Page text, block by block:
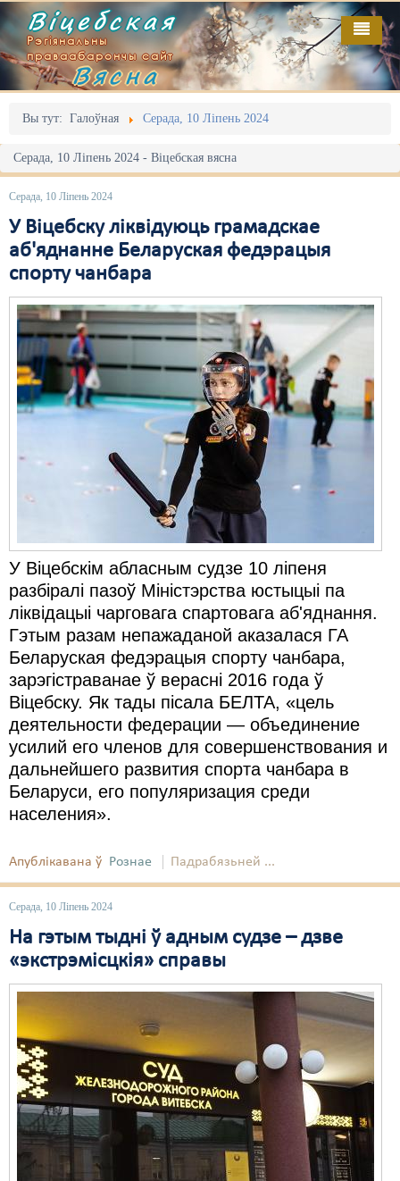
Віцебская
Рэгіянальны
праваабарончы сайт
Вясна
Вы тут: Галоўная Серада, 10 Ліпень 2024
Серада, 10 Ліпень 2024 - Віцебская вясна
Серада, 10 Ліпень 2024
У Віцебску ліквідуюць грамадскае
аб'яднанне Беларуская федэрацыя
спорту чанбара
У Віцебскім абласным судзе 10 ліпеня
разбіралі пазоў Міністэрства юстыцыі па
ліквідацыі чарговага спартовага аб'яднання.
Гэтым разам непажаданой аказалася ГА
Беларуская федэрацыя спорту чанбара,
зарэгістраванае ў верасні 2016 года ў
Віцебску. Як тады пісала БЕЛТА, «цель
деятельности федерации — объединение
усилий его членов для совершенствования и
дальнейшего развития спорта чанбара в
Беларуси, его популяризация среди
населения».
Апублікавана ў Рознае Падрабязьней ...
Серада, 10 Ліпень 2024
На гэтым тыдні ў адным судзе – дзве
«экстрэмісцкія» справы
Галоўная
Адміністрацыйны перасьлед
Акцыі
Выбары
Грамадзянскія ініцыятывы
Дзяржава
Дыскрымінацыя
Затрыманьні
Карная псыхіятрыя
Культурныя правы
Мігранты
Мірныя сходы
Палітвязьні
Праваабаронцы
Правы дзіцяці
Пэнітэнцыярная сыстэма
Распальваньне варожасьці
Рознае
Свабода сумленьня
Суд
Сьмяротнае пакараньне
Экалёгія
Правы працоўных
Сацыяльныя правы
Выданьні
Відэа
Пра нас
RSS